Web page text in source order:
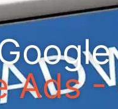
Ads -